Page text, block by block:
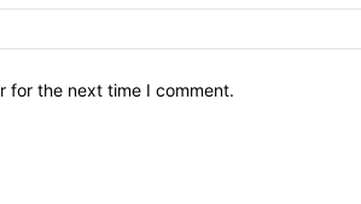
for the next time I comment.